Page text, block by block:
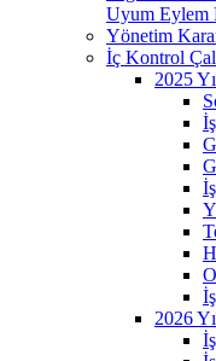
Uyum Eylem
Yönetim
İç Kontrol
2025
2026